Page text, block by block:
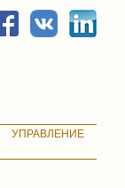
УПРАВЛЕНИЕ